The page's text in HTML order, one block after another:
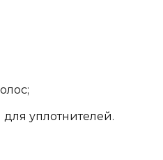
уплотнителей.